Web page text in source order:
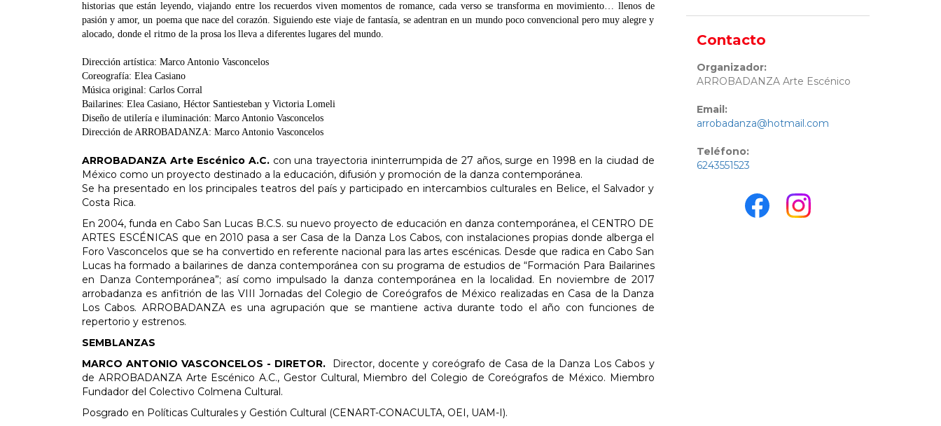
historias que están leyendo, viajando entre los recuerdos viven momentos de romance, cada verso se transforma en movimiento… llenos de
pasión y amor, un poema que nace del corazón. Siguiendo este viaje de fantasía, se adentran en un mundo poco convencional pero muy alegre y
alocado, donde el ritmo de la prosa los lleva a diferentes lugares del mundo.
Dirección artística: Marco Antonio Vasconcelos
Coreografía: Elea Casiano
Música original: Carlos Corral
Bailarines: Elea Casiano, Héctor Santiesteban y Victoria Lomeli
Diseño de utilería e iluminación: Marco Antonio Vasconcelos
Dirección de ARROBADANZA: Marco Antonio Vasconcelos
ARROBADANZA Arte Escénico A.C. con una trayectoria ininterrumpida de 27 años, surge en 1998 en la ciudad de
México como un proyecto destinado a la educación, difusión y promoción de la danza contemporánea.
Se ha presentado en los principales teatros del país y participado en intercambios culturales en Belice, el Salvador y
Costa Rica.
En 2004, funda en Cabo San Lucas B.C.S. su nuevo proyecto de educación en danza contemporánea, el CENTRO DE
ARTES ESCÉNICAS que en 2010 pasa a ser Casa de la Danza Los Cabos, con instalaciones propias donde alberga el
Foro Vasconcelos que se ha convertido en referente nacional para las artes escénicas. Desde que radica en Cabo San
Lucas ha formado a bailarines de danza contemporánea con su programa de estudios de “Formación Para Bailarines
en Danza Contemporánea”; así como impulsado la danza contemporánea en la localidad. En noviembre de 2017
arrobadanza es anfitrión de las VIII Jornadas del Colegio de Coreógrafos de México realizadas en Casa de la Danza
Los Cabos. ARROBADANZA es una agrupación que se mantiene activa durante todo el año con funciones de
repertorio y estrenos.
SEMBLANZAS
MARCO ANTONIO VASCONCELOS - DIRETOR.
Director, docente y coreógrafo de Casa de la Danza Los Cabos y
de ARROBADANZA Arte Escénico A.C., Gestor Cultural, Miembro del Colegio de Coreógrafos de México. Miembro
Fundador del Colectivo Colmena Cultural.
Posgrado en Políticas Culturales y Gestión Cultural (CENART-CONACULTA, OEI, UAM-I).
Contacto
Organizador:
ARROBADANZA Arte Escénico
Email:
arrobadanza@hotmail.com
Teléfono:
6243551523